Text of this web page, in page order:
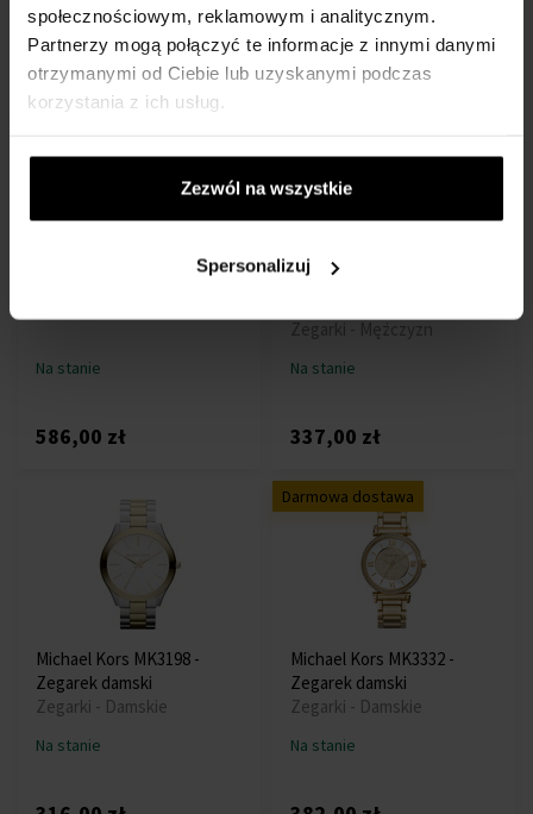
społecznościowym, reklamowym i analitycznym.
Partnerzy mogą połączyć te informacje z innymi danymi
otrzymanymi od Ciebie lub uzyskanymi podczas
korzystania z ich usług.
Zezwól na wszystkie
Spersonalizuj
865,00 zł 315,00 zł
Darmowa dostawa
Diesel DZ4677 - Zegarek
Na stanie
586,00 zł
Tommy Hilfiger 1791722 -
Zegarki - Mężczyzn
Na stanie
337,00 zł
Michael Kors MK3198 -
Zegarek damski
Zegarki - Damskie
Na stanie
Darmowa dostawa
Michael Kors MK3332 -
Zegarek damski
Zegarki - Damskie
Na stanie